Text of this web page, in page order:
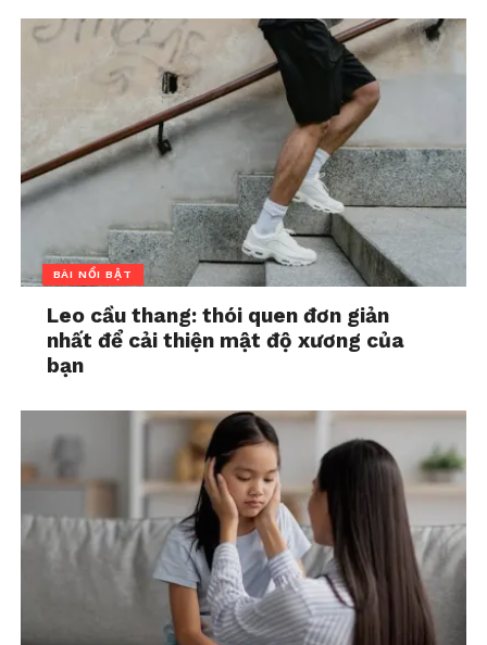
BÀI NỔI BẬT
Leo cầu thang: thói quen đơn giản
nhất để cải thiện mật độ xương của
bạn